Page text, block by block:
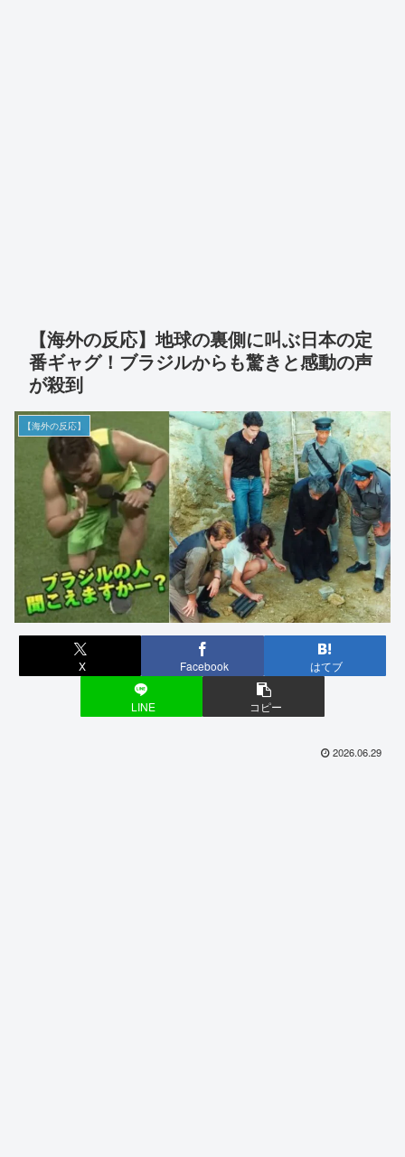
【海外の反応】地球の裏側に叫ぶ日本の定
番ギャグ！ブラジルからも驚きと感動の声
が殺到
【海外の反応】
X Facebook はてブ
LINE コピー
2026.06.29